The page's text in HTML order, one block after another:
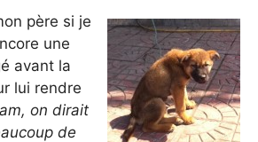
père si je
une
avant la
lui rendre
on dirait
de